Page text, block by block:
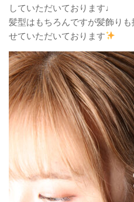
していただいております♩
髪型はもちろんですが髪飾り
せていただいております